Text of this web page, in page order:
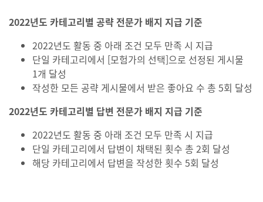
2022년도 카테고리별 공략 전문가 배지 지급 기준
2022년도 활동 중 아래 조건 모두 만족 시 지급
단일 카테고리에서 [모험가의 선택]으로 선정된 게시물
1개 달성
작성한 모든 공략 게시물에서 받은 좋아요 수 총 5회 달성
2022년도 카테고리별 답변 전문가 배지 지급 기준
2022년도 활동 중 아래 조건 모두 만족 시 지급
단일 카테고리에서 답변이 채택된 횟수 총 2회 달성
해당 카테고리에서 답변을 작성한 횟수 5회 달성